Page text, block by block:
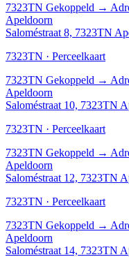
7323TN Gekoppeld →
Apeldoorn
Saloméstraat 8, 7323TN
7323TN · Perceelkaart
7323TN Gekoppeld →
Apeldoorn
Saloméstraat 10, 7323TN
7323TN · Perceelkaart
7323TN Gekoppeld →
Apeldoorn
Saloméstraat 12, 7323TN
7323TN · Perceelkaart
7323TN Gekoppeld →
Apeldoorn
Saloméstraat 14, 7323TN